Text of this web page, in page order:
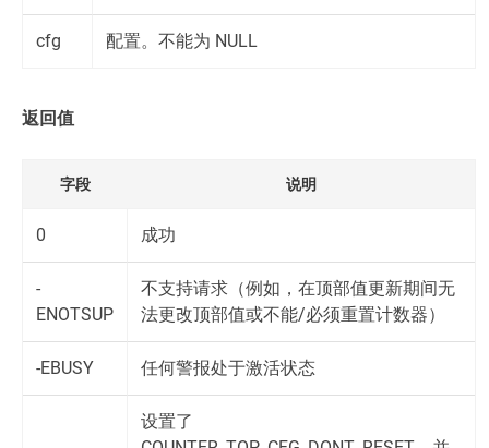
cfg 配置。不能为 NULL
返回值
字段 说明
0 成功
-
ENOTSUP
不支持请求（例如，在顶部值更新期间无
法更改顶部值或不能/必须重置计数器）
-EBUSY 任何警报处于激活状态
设置了